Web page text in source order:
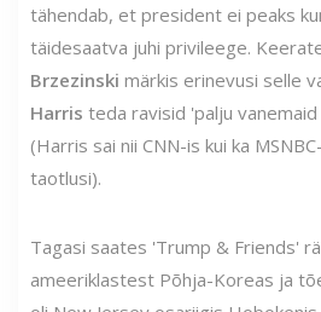
tähendab, et president ei peaks
täidesaatva juhi privileege.
Brzezinski märkis erinevusi selle
Harris teda ravisid 'palju
(Harris sai nii CNN-is kui ka
taotlusi).
Tagasi saates 'Trump & Friends'
ameeriklastest Põhja-Koreas ja